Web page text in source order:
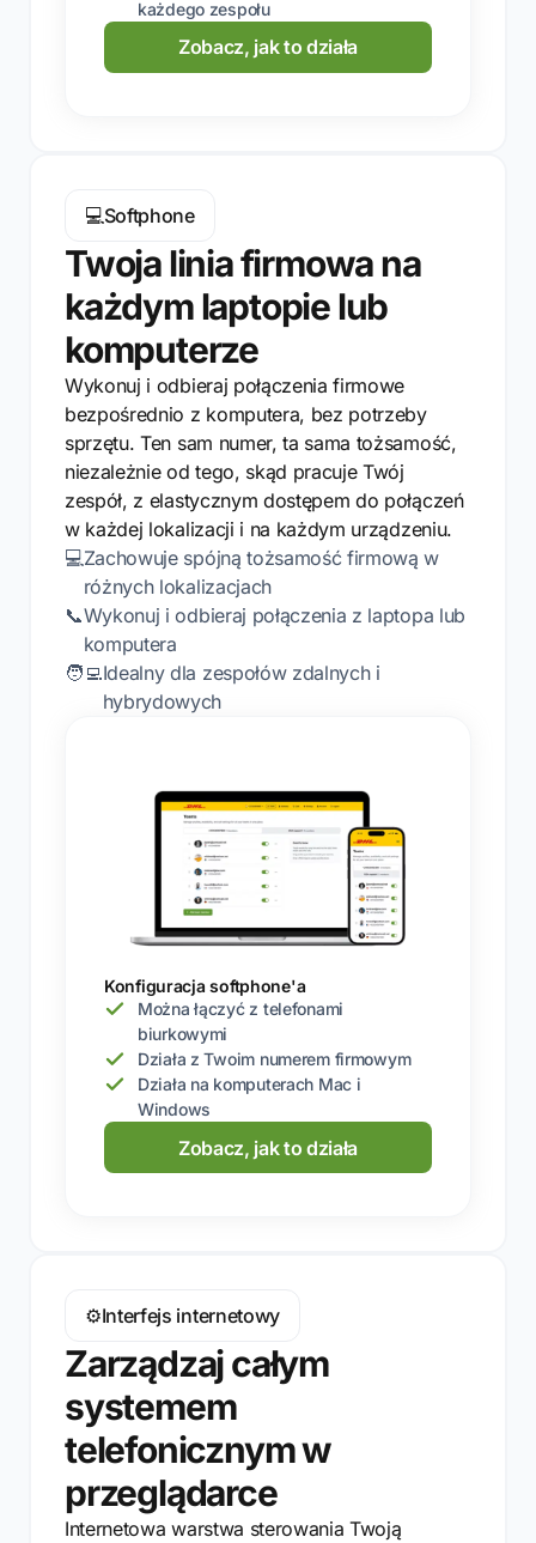
każdego zespołu
Zobacz, jak to działa
💻Softphone
Twoja linia firmowa na
każdym laptopie lub
komputerze
Wykonuj i odbieraj połączenia firmowe
bezpośrednio z komputera, bez potrzeby
sprzętu. Ten sam numer, ta sama tożsamość,
niezależnie od tego, skąd pracuje Twój
zespół, z elastycznym dostępem do połączeń
w każdej lokalizacji i na każdym urządzeniu.
💻Zachowuje spójną tożsamość firmową w
różnych lokalizacjach
📞Wykonuj i odbieraj połączenia z laptopa lub
komputera
🧑‍💻Idealny dla zespołów zdalnych i
hybrydowych
Konfiguracja softphone'a
Można łączyć z telefonami
biurkowymi
Działa z Twoim numerem firmowym
Działa na komputerach Mac i
Windows
Zobacz, jak to działa
⚙️Interfejs internetowy
Zarządzaj całym
systemem
telefonicznym w
przeglądarce
Internetowa warstwa sterowania Twoją